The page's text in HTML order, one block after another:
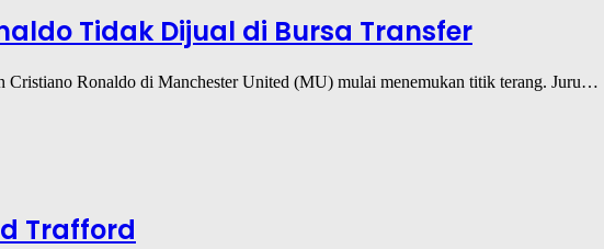
Tidak Dijual di Bursa Transfer
Cristiano Ronaldo di Manchester United (MU) mulai menemukan titik terang. Juru…
Trafford